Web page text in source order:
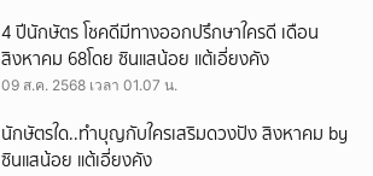
4 ปีนักษัตร โชคดีมีทางออกปรึกษาใครดี เดือน
สิงหาคม 68โดย ซินแสน้อย แต้เอี่ยงคัง
09 ส.ค. 2568 เวลา 01.07 น.
นักษัตรใด..ทำบุญกับใครเสริมดวงปัง สิงหาคม by
ซินแสน้อย แต้เอี่ยงคัง